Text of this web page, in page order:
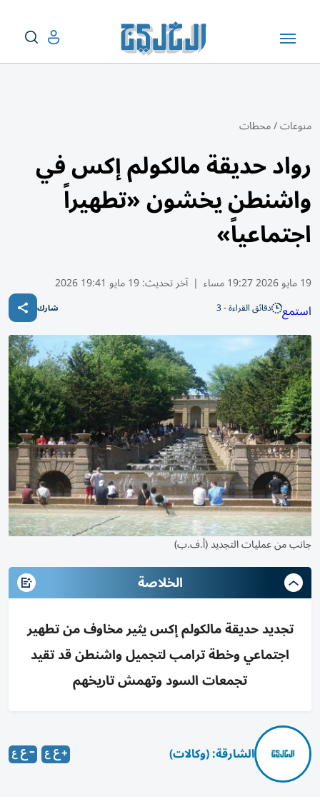
منوعات/محطات
رواد حديقة مالكولم إكس في
واشنطن يخشون «تطهيراً
اجتماعياً»
19 مايو 2026 19:27 مساء | آخر تحديث:19 مايو 19:41 2026
استمع دقائق القراءة - 3 شارك
جانب من عمليات التجديد (أ.ف.ب)
الخلاصة
تجديد حديقة مالكولم إكس يثير مخاوف من تطهير
اجتماعي وخطة ترامب لتجميل واشنطن قد تقيد
تجمعات السود وتهمش تاريخهم
الشارقة: (وكالات)